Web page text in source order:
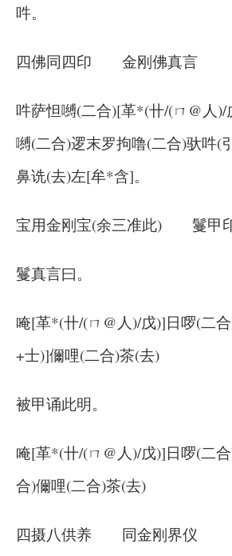
吽。
四佛同四印 金刚佛真言
吽萨怛嚩(二合)[革*(卄/(ㄇ@人
嚩(二合)逻末罗拘噜(二合)驮吽(
鼻诜(去)左[牟*含]。
宝用金刚宝(余三准此) 鬘甲
鬘真言曰。
唵[革*(卄/(ㄇ@人)/戊)]日啰(二
+士)]儞哩(二合)茶(去)
被甲诵此明。
唵[革*(卄/(ㄇ@人)/戊)]日啰(二
合)儞哩(二合)茶(去)
四摄八供养 同金刚界仪